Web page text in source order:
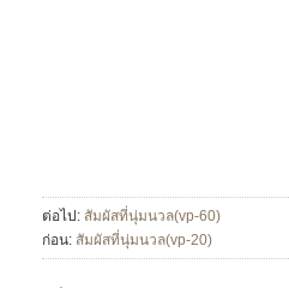
ต่อไป: สัมผัสที่นุ่มนวล(vp-60)
ก่อน: สัมผัสที่นุ่มนวล(vp-20)